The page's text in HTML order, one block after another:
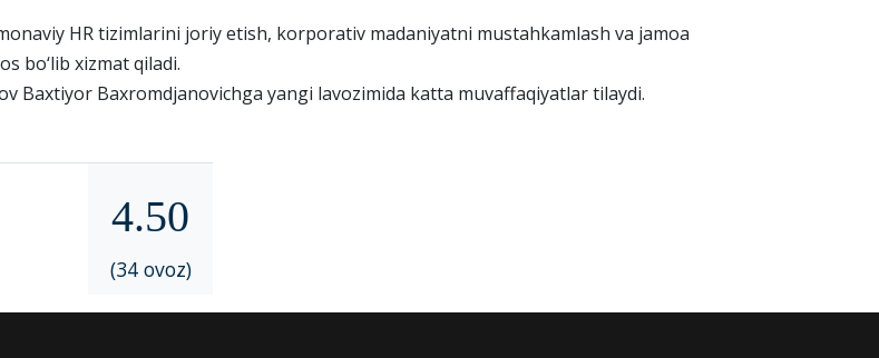
HR tizimlarini joriy etish, korporativ madaniyatni mustahkamlash va jamoa
bo‘lib xizmat qiladi.
Baxtiyor Baxromdjanovichga yangi lavozimida katta muvaffaqiyatlar tilaydi.
4.50
(34 ovoz)